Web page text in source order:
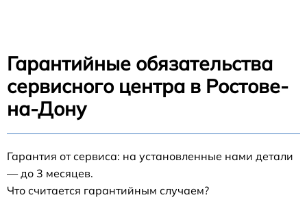
Гарантийные обязательства
сервисного центра в Ростове-
на-Дону
Гарантия от сервиса: на установленные нами детали
— до 3 месяцев.
Что считается гарантийным случаем?